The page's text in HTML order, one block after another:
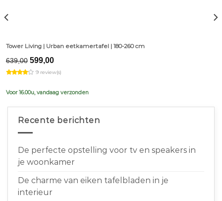
Tower Living | Urban eetkamertafel | 180-260 cm
639,00 Original
price
was:
599,00Current
is:
9 review(s)
Voor 16.00u, vandaag verzonden
Recente berichten
De perfecte opstelling voor tv en speakers in
je woonkamer
De charme van eiken tafelbladen in je
interieur